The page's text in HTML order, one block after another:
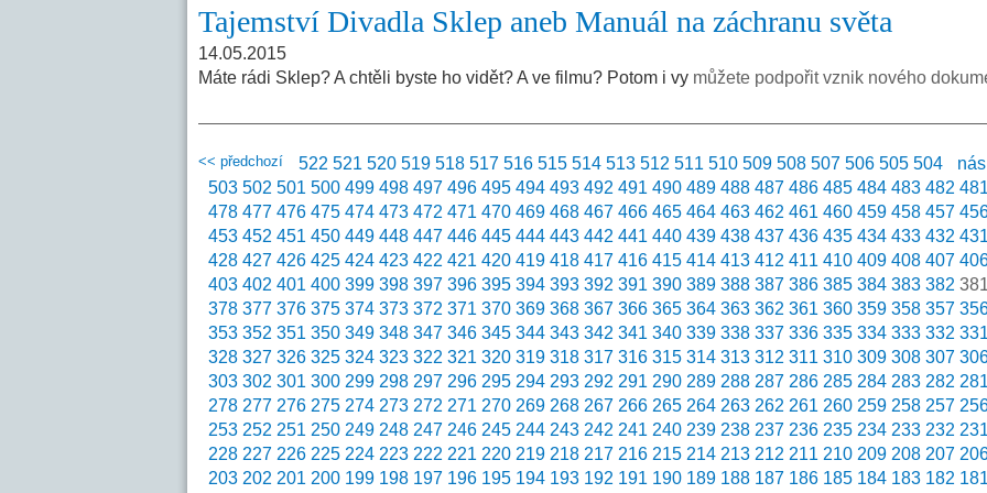
Tajemství Divadla Sklep aneb Manuál na záchranu světa
14.05.2015
Máte rádi Sklep? A chtěli byste ho vidět? A ve filmu? Potom i vy můžete podpořit vznik nového
<< předchozí 522 521 520 519 518 517 516 515 514 513 512 511 510 509 508 507 506 505 504
503 502 501 500 499 498 497 496 495 494 493 492 491 490 489 488 487 486 485 484 483 482
478 477 476 475 474 473 472 471 470 469 468 467 466 465 464 463 462 461 460 459 458 457
453 452 451 450 449 448 447 446 445 444 443 442 441 440 439 438 437 436 435 434 433 432
428 427 426 425 424 423 422 421 420 419 418 417 416 415 414 413 412 411 410 409 408 407
403 402 401 400 399 398 397 396 395 394 393 392 391 390 389 388 387 386 385 384 383 382
378 377 376 375 374 373 372 371 370 369 368 367 366 365 364 363 362 361 360 359 358 357
353 352 351 350 349 348 347 346 345 344 343 342 341 340 339 338 337 336 335 334 333 332
328 327 326 325 324 323 322 321 320 319 318 317 316 315 314 313 312 311 310 309 308 307
303 302 301 300 299 298 297 296 295 294 293 292 291 290 289 288 287 286 285 284 283 282
278 277 276 275 274 273 272 271 270 269 268 267 266 265 264 263 262 261 260 259 258 257
253 252 251 250 249 248 247 246 245 244 243 242 241 240 239 238 237 236 235 234 233 232
228 227 226 225 224 223 222 221 220 219 218 217 216 215 214 213 212 211 210 209 208 207
203 202 201 200 199 198 197 196 195 194 193 192 191 190 189 188 187 186 185 184 183 182